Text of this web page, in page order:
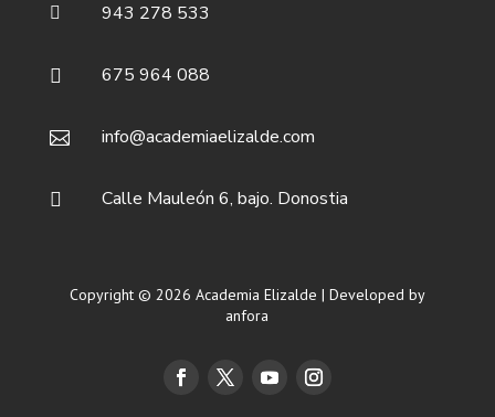
 943 278 533
 675 964 088
 info@academiaelizalde.com
 Calle Mauleón 6, bajo. Donostia
Copyright © 2026 Academia Elizalde | Developed by
anfora